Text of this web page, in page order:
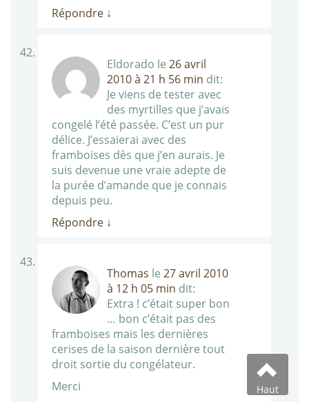
Répondre ↓
Eldorado le 26 avril
2010 à 21 h 56 min dit:
Je viens de tester avec
des myrtilles que j’avais
congelé l’été passée. C’est un pur
délice. J’essaierai avec des
framboises dès que j’en aurais. Je
suis devenue une vraie adepte de
la purée d’amande que je connais
depuis peu.
Répondre ↓
Thomas le 27 avril 2010
à 12 h 05 min dit:
Extra ! c’était super bon
… bon c’était pas des
framboises mais les dernières
cerises de la saison dernière tout
droit sortie du congélateur.
Merci
Haut